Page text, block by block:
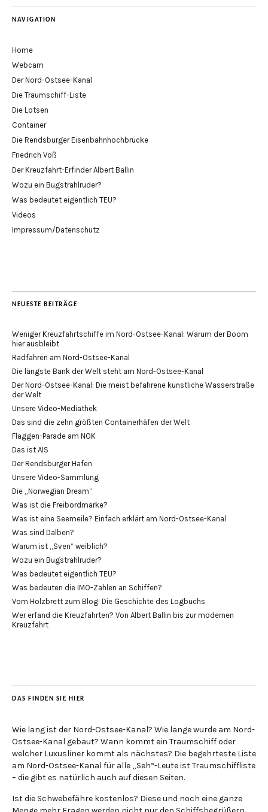
NAVIGATION
Home
Webcam
Der Nord-Ostsee-Kanal
Die Traumschiff-Liste
Die Lotsen
Container
Die Rendsburger Eisenbahnhochbrücke
Friedrich Voß
Der Kreuzfahrt-Erfinder Albert Ballin
Wozu ein Bugstrahlruder?
Was bedeutet eigentlich TEU?
Videos
Impressum/Datenschutz
NEUESTE BEITRÄGE
Weniger Kreuzfahrtschiffe im Nord-Ostsee-Kanal: Warum der Boom
hier ausbleibt
Radfahren am Nord-Ostsee-Kanal
Die längste Bank der Welt steht am Nord-Ostsee-Kanal
Der Nord-Ostsee-Kanal: Die meist befahrene künstliche Wasserstraße
der Welt
Unsere Video-Mediathek
Das sind die zehn größten Containerhäfen der Welt
Flaggen-Parade am NOK
Das ist AIS
Der Rendsburger Hafen
Unsere Video-Sammlung
Die „Norwegian Dream“
Was ist die Freibordmarke?
Was ist eine Seemeile? Einfach erklärt am Nord-Ostsee-Kanal
Was sind Dalben?
Warum ist „Sven“ weiblich?
Wozu ein Bugstrahlruder?
Was bedeutet eigentlich TEU?
Was bedeuten die IMO-Zahlen an Schiffen?
Vom Holzbrett zum Blog: Die Geschichte des Logbuchs
Wer erfand die Kreuzfahrten? Von Albert Ballin bis zur modernen
Kreuzfahrt
DAS FINDEN SIE HIER
Wie lang ist der Nord-Ostsee-Kanal? Wie lange wurde am Nord-
Ostsee-Kanal gebaut? Wann kommt ein Traumschiff oder
welcher Luxusliner kommt als nächstes? Die begehrteste Liste
am Nord-Ostsee-Kanal für alle „Seh“-Leute ist Traumschiffliste
– die gibt es natürlich auch auf diesen Seiten.
Ist die Schwebefähre kostenlos? Diese und noch eine ganze